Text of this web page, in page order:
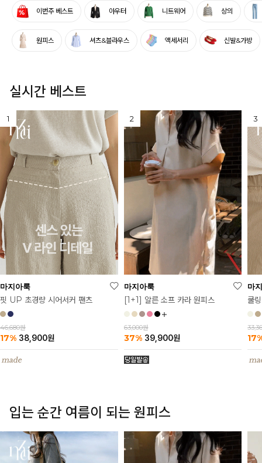
이번주 베스트 아우터 니트웨어 상의
원피스 셔츠&블라우스 액세서리 신발&가방
실시간 베스트
마지아룩
핏 UP 초경량 시어서커 팬츠
46,680원
17% 38,900원
마지아룩
[1+1] 알른 소프 카라 원피스
63,000원
37% 39,900원
마
쿨
입는 순간 여름이 되는 원피스